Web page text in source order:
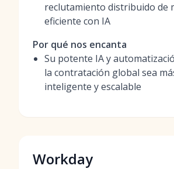
reclutamiento distribuido de
eficiente con IA
Por qué nos encanta
Su potente IA y
la contratación global sea
inteligente y escalable
Workday